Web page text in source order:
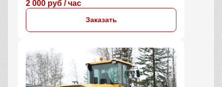
2 000 руб / час
Заказать